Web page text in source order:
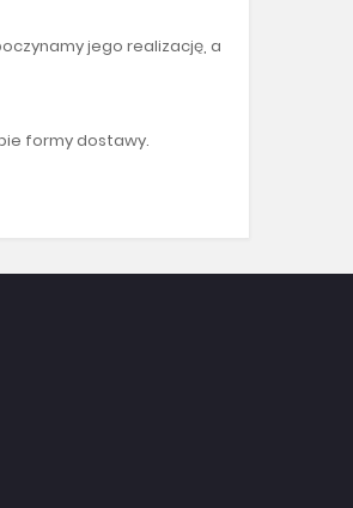
jego realizację, a
formy dostawy.